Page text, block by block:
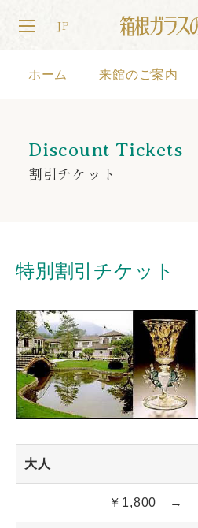
JP
ホーム 来館のご案内
Discount Tickets
割引チケット
特別割引チケット
大人
￥1,800 →